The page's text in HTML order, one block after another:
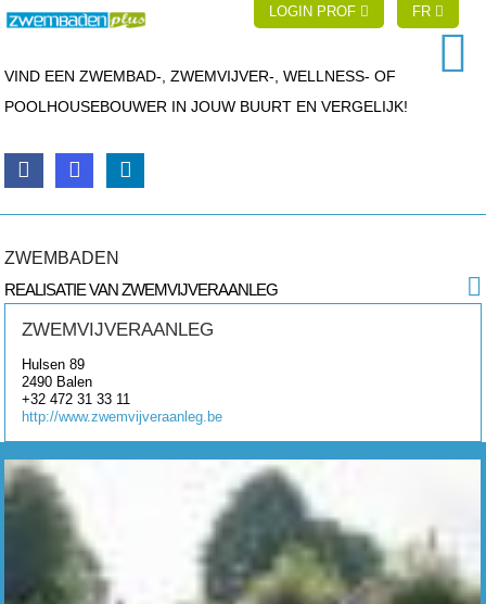
LOGIN PROF FR
VIND EEN ZWEMBAD-, ZWEMVIJVER-, WELLNESS- OF
POOLHOUSEBOUWER IN JOUW BUURT EN VERGELIJK!
ZWEMBADEN
REALISATIE VAN ZWEMVIJVERAANLEG
ZWEMVIJVERAANLEG
Hulsen 89
2490 Balen
+32 472 31 33 11
http://www.zwemvijveraanleg.be